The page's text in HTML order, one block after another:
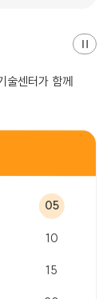
05
10
15